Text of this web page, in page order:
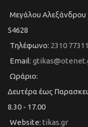
Μεγάλου Αλεξάνδρου
54628
Τηλέφωνο: 2310
Email:
Ωράριο:
Δευτέρα έως
8.30 - 17.00
Website: tikas.gr